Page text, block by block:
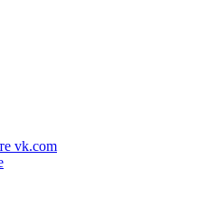
vk.com